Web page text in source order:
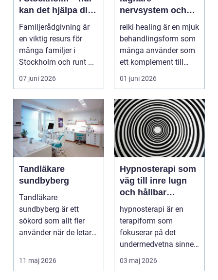
kan det hjälpa dig
och din familj
Familjerådgivning är
en viktig resurs för
många familjer i
Stockholm och runt ...
07 juni 2026
nervsystem och
mer balans i
vardagen
reiki healing är en mjuk
behandlingsform som
många använder som
ett komplement till
annan vård. Foku...
01 juni 2026
Tandläkare
sundbyberg
Tandläkare
sundbyberg är ett
sökord som allt fler
använder när de letar
tillgänglig ...
11 maj 2026
Hypnosterapi som
väg till inre lugn
och hållbar
förändring
hypnosterapi är en
terapiform som
fokuserar på det
undermedvetna sinnet
för att skapa djup och
hållb...
03 maj 2026